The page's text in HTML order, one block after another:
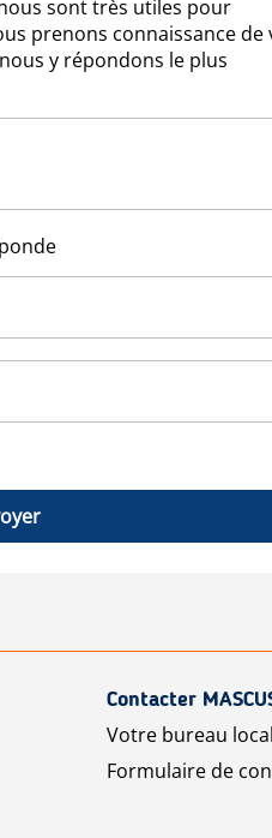
sont très utiles pour
prenons connaissance de
y répondons le plus
Contacter
Votre bureau
Formulaire de